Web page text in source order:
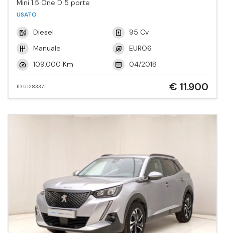
Mini 1.5 One D 5 porte
USATO
Diesel
95 Cv
Manuale
EURO6
109.000 Km
04/2018
ID U1283371 € 11.900